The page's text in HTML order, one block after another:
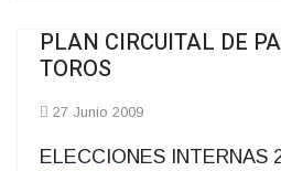
PLAN CIRCUITAL DE
TOROS
27 Junio 2009
ELECCIONES INTERNAS